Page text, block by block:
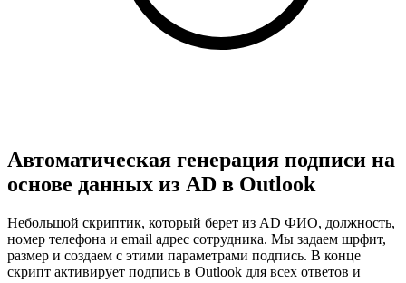
Автоматическая генерация подписи на
основе данных из AD в Outlook
Небольшой скриптик, который берет из AD ФИО, должность,
номер телефона и email адрес сотрудника. Мы задаем шрфит,
размер и создаем с этими параметрами подпись. В конце
скрипт активирует подпись в Outlook для всех ответов и